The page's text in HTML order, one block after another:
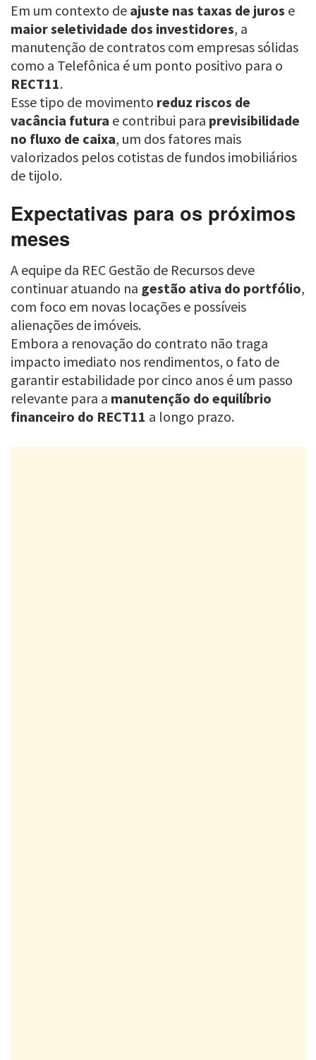
Em um contexto de ajuste nas taxas de juros e
maior seletividade dos investidores, a
manutenção de contratos com empresas sólidas
como a Telefônica é um ponto positivo para o
RECT11.
Esse tipo de movimento reduz riscos de
vacância futura e contribui para previsibilidade
no fluxo de caixa, um dos fatores mais
valorizados pelos cotistas de fundos imobiliários
de tijolo.
Expectativas para os próximos
meses
A equipe da REC Gestão de Recursos deve
continuar atuando na gestão ativa do portfólio,
com foco em novas locações e possíveis
alienações de imóveis.
Embora a renovação do contrato não traga
impacto imediato nos rendimentos, o fato de
garantir estabilidade por cinco anos é um passo
relevante para a manutenção do equilíbrio
financeiro do RECT11 a longo prazo.